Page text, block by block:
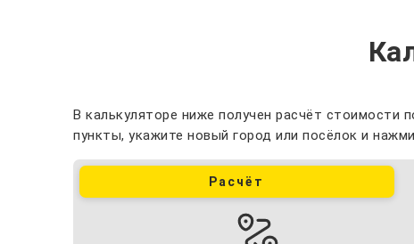
В калькуляторе ниже получен расчёт стоимости
пункты, укажите новый город или посёлок и
Расчёт